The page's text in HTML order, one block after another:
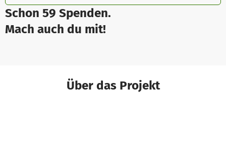
Schon 59 Spenden.
Mach auch du mit!
Über das Projekt